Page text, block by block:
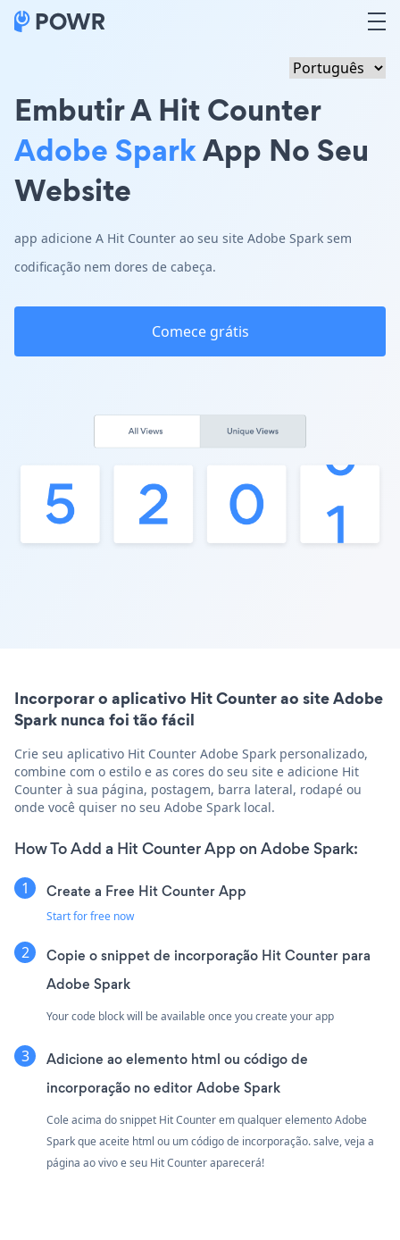
Embutir A Hit Counter
Adobe SparkApp No Seu
Website
app adicione A Hit Counter ao seu site Adobe Spark sem
codificação nem dores de cabeça.
Comece grátis
Incorporar o aplicativo Hit Counter ao site Adobe
Spark nunca foi tão fácil
Crie seu aplicativo Hit Counter Adobe Spark personalizado,
combine com o estilo e as cores do seu site e adicione Hit
Counter à sua página, postagem, barra lateral, rodapé ou
onde você quiser no seu Adobe Spark local.
How To Add a Hit Counter App on Adobe Spark:
Create a Free Hit Counter App
Start for free now
Copie o snippet de incorporação Hit Counter para
Adobe Spark
Your code block will be available once you create your app
Adicione ao elemento html ou código de
incorporação no editor Adobe Spark
Cole acima do snippet Hit Counter em qualquer elemento Adobe
Spark que aceite html ou um código de incorporação. salve, veja a
página ao vivo e seu Hit Counter aparecerá!